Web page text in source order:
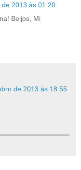
2013 às 01:20
Beijos, Mi
de 2013 às 18:55